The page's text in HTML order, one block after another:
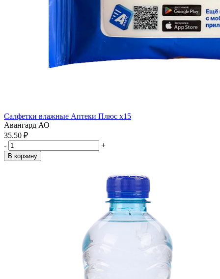
Салфетки влажные Аптеки Плюс x15
Авангард АО
35.50 ₽
-
+
В корзину